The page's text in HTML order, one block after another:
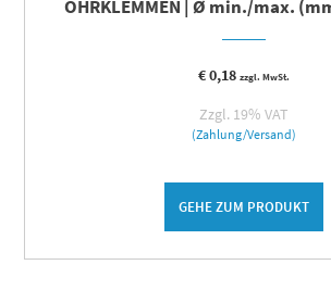
OHRKLEMMEN | Ø min./max.
€0,18 zzgl. MwSt.
Zzgl. 19% VAT
(Zahlung/Versand)
GEHE ZUM PRODUKT